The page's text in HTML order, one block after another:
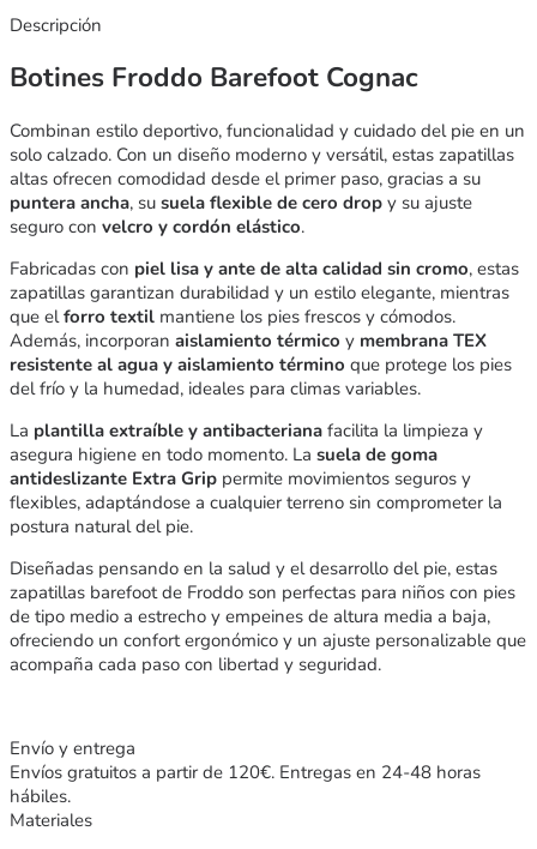
Descripción
Botines Froddo Barefoot Cognac
Combinan estilo deportivo, funcionalidad y cuidado del pie en un
solo calzado. Con un diseño moderno y versátil, estas zapatillas
altas ofrecen comodidad desde el primer paso, gracias a su
puntera ancha, su suela flexible de cero drop y su ajuste
seguro con velcro y cordón elástico.
Fabricadas con piel lisa y ante de alta calidad sin cromo, estas
zapatillas garantizan durabilidad y un estilo elegante, mientras
que elforro textil mantiene los pies frescos y cómodos.
Además, incorporan aislamiento térmico y membrana TEX
resistente al agua y aislamiento término que protege los pies
del frío y la humedad, ideales para climas variables.
La plantilla extraíble y antibacteriana facilita la limpieza y
asegura higiene en todo momento. La suela de goma
antideslizante Extra Grip permite movimientos seguros y
flexibles, adaptándose a cualquier terreno sin comprometer la
postura natural del pie.
Diseñadas pensando en la salud y el desarrollo del pie, estas
zapatillas barefoot de Froddo son perfectas para niños con pies
de tipo medio a estrecho y empeines de altura media a baja,
ofreciendo un confort ergonómico y un ajuste personalizable que
acompaña cada paso con libertad y seguridad.
Envío y entrega
Envíos gratuitos a partir de 120€. Entregas en 24-48 horas
hábiles.
Materiales